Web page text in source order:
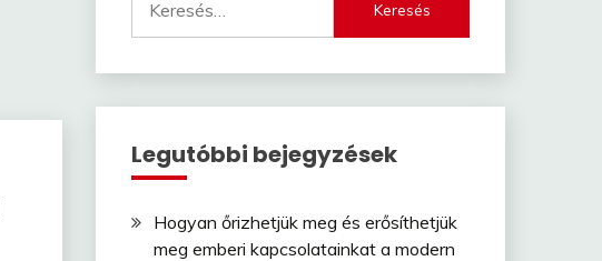
Legutóbbi bejegyzések
Hogyan őrizhetjük meg és erősíthetjük
meg emberi kapcsolatainkat a modern